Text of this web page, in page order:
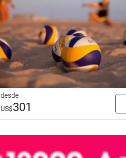
desde
US$301